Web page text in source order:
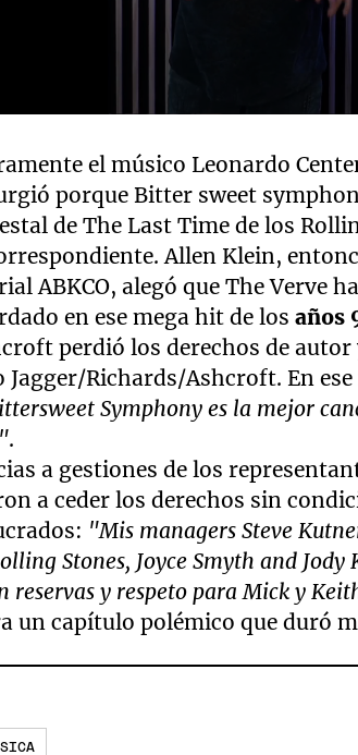
el músico Leonardo
porque Bitter sweet
de The Last Time de los
Allen Klein,
ABKCO, alegó que The Verve
en ese mega hit de losaños
perdió los derechos de
Jagger/Richards/Ashcroft. En
Symphony es la mejor
.
a gestiones de los
a ceder los derechos sin
"Mis managers Steve
Stones, Joyce Smyth and
reservas y respeto para Mick y
un capítulo polémico que duró